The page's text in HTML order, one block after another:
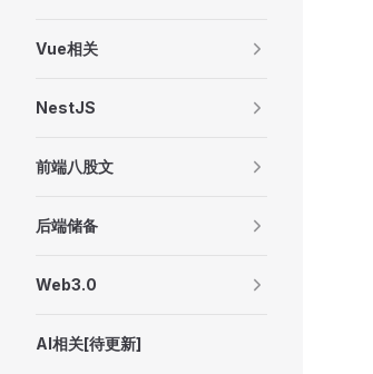
Vue相关
NestJS
前端八股文
后端储备
Web3.0
AI相关[待更新]